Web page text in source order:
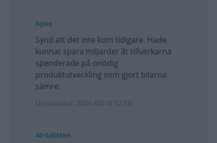
Apex
Synd att det inte kom tidigare. Hade
kunnat spara miljarder åt tillverkarna
spenderade på onödig
produktutveckling som gjort bilarna
sämre.
Uppdaterat: 2026-02-18 12:58
40-talisten